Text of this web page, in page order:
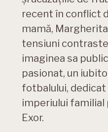
recent în conflict
mamă,
tensiuni
imaginea sa
pasionat, un
fotbalului,
imperiului
Exor.